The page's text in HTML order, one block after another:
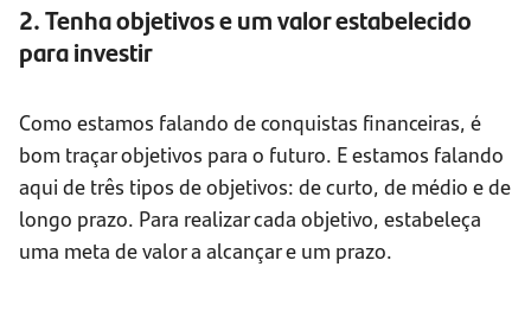
2. Tenha objetivos e um valor estabelecido
para investir
Como estamos falando de conquistas financeiras, é
bom traçar objetivos para o futuro. E estamos falando
aqui de três tipos de objetivos: de curto, de médio e de
longo prazo. Para realizar cada objetivo, estabeleça
uma meta de valor a alcançar e um prazo.